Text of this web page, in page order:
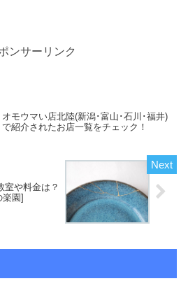
ンサーリンク
オモウマい店北陸(新潟･富山･石川･福井)
で紹介されたお店一覧をチェック！
室や料金は？
楽園]